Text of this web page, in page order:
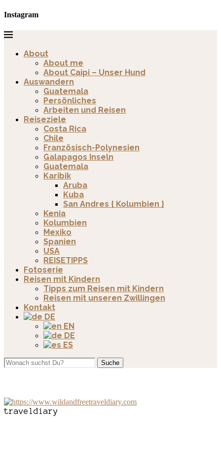
Instagram
About
About me
About Caipi – Unser Hund
Auswandern
Guatemala
Persönliches
Arbeiten und Reisen
Reiseziele
Costa Rica
Chile
Französisch-Polynesien
Galapagos Inseln
Guatemala
Karibik
Aruba
Kuba
San Andres { Kolumbien }
Kenia
Kolumbien
Mexiko
Spanien
USA
REISETIPPS
Fotoserie
Reisen mit Kindern
Tipps zum Reisen mit Kindern
Reisen mit unseren Zwillingen
Kontakt
DE
EN
DE
ES
Suche
traveldiary